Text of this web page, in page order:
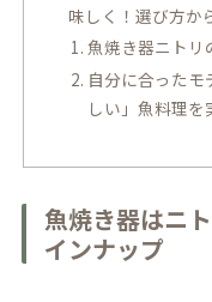
味しく！選び方か
魚焼き器ニトリ
自分に合った
しい」魚料理を
魚焼き器はニ
インナップ